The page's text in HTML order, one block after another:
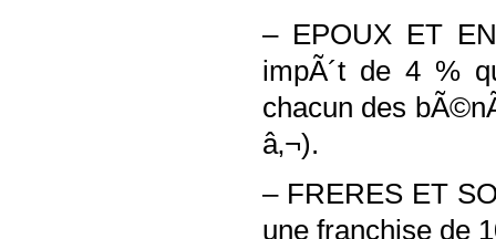
– EPOUX ET
impÃ´t de 4 %
chacun des
â‚¬).
– FRERES ET
une franchise de